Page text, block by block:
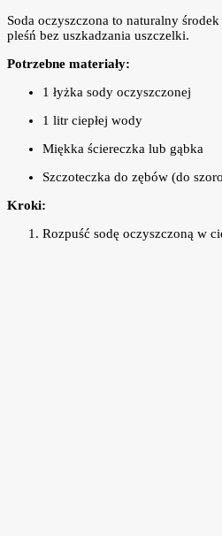
Soda oczyszczona to naturalny
pleśń bez uszkadzania uszczelki.
Potrzebne materiały:
1 łyżka sody oczyszczonej
1 litr ciepłej wody
Miękka ściereczka lub gąbka
Szczoteczka do zębów (do
Kroki:
Rozpuść sodę oczyszczoną w